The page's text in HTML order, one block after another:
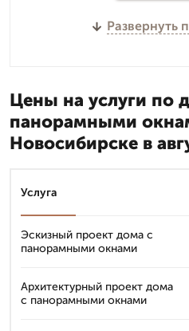
Развернуть
Цены на услуги по
панорамными
Новосибирске в
Услуга
Эскизный проект дома с
панорамными окнами
Архитектурный проект дома
с панорамными окнами